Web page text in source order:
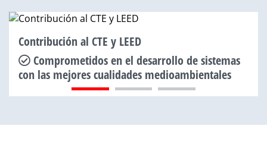
Contribución al CTE y LEED
Comprometidos en el desarrollo de sistemas
con las mejores cualidades medioambientales